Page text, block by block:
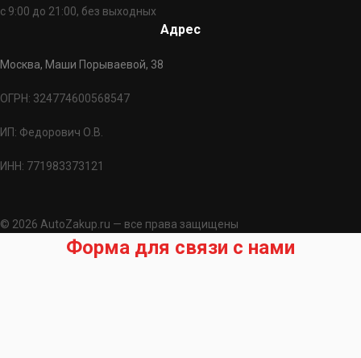
с 9:00 до 21:00, без выходных
Адрес
Москва, Маши Порываевой, 38
ОГРН: 324774600568547
ИП: Федорович О.В.
ИНН: 771983373121
© 2026 AutoZakup.ru — все права защищены
Форма для связи с нами